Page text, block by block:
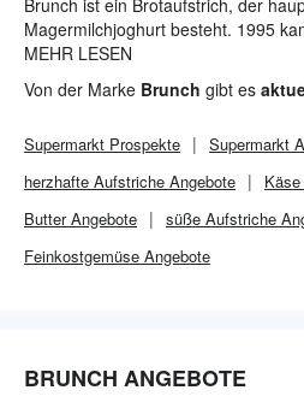
Brunch ist ein Brotaufstrich, der
Magermilchjoghurt besteht. 1995
die Kühlregale der
Palette neben der Originalsorte um
erweitert. Je nach Anlass oder
MEHR LESEN
Von der Marke Brunch gibt es
Supermarkt Prospekte Supermarkt
herzhafte Aufstriche Angebote
Butter Angebote
süße Aufstriche
Feinkostgemüse Angebote
BRUNCH ANGEBOTE